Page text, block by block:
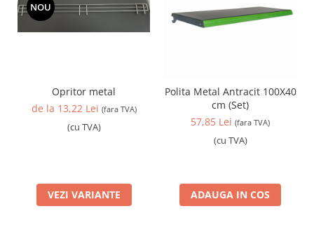
NOU
Opritor metal
de la 13,22 Lei (fara TVA)
(cu TVA)
VEZI VARIANTE
Polita Metal Antracit 100X40
cm (Set)
57,85 Lei (fara TVA)
(cu TVA)
ADAUGA IN COS